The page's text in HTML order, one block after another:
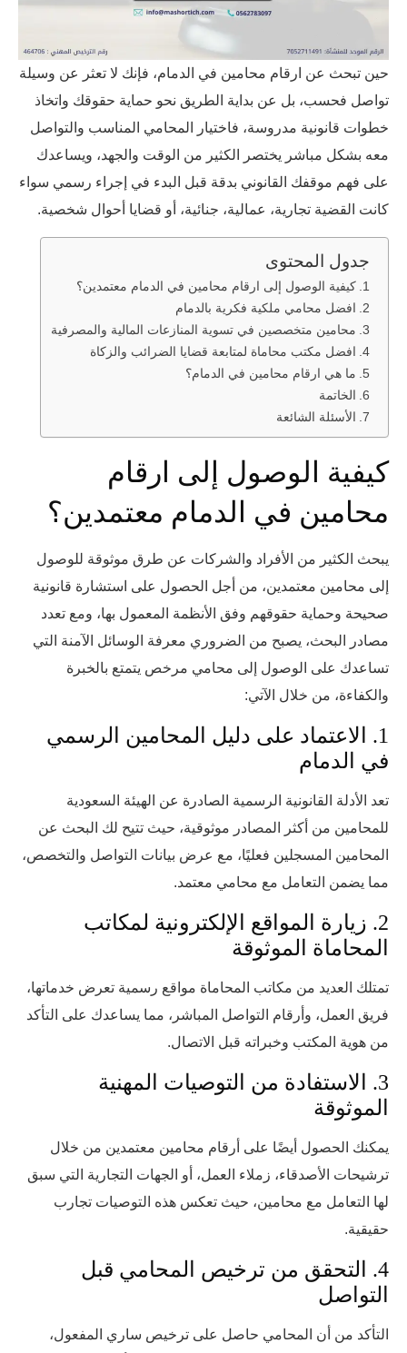
حين تبحث عن ارقام محامين في الدمام، فإنك لا تعثر عن وسيلة
تواصل فحسب، بل عن بداية الطريق نحو حماية حقوقك واتخاذ
خطوات قانونية مدروسة، فاختيار المحامي المناسب والتواصل
معه بشكل مباشر يختصر الكثير من الوقت والجهد، ويساعدك
على فهم موقفك القانوني بدقة قبل البدء في إجراء رسمي سواء
كانت القضية تجارية، عمالية، جنائية، أو قضايا أحوال شخصية.
جدول المحتوى
كيفية الوصول إلى ارقام محامين في الدمام معتمدين؟
افضل محامي ملكية فكرية بالدمام
محامين متخصصين في تسوية المنازعات المالية والمصرفية
افضل مكتب محاماة لمتابعة قضايا الضرائب والزكاة
ما هي ارقام محامين في الدمام؟
الخاتمة
الأسئلة الشائعة
كيفية الوصول إلى ارقام
محامين في الدمام معتمدين؟
يبحث الكثير من الأفراد والشركات عن طرق موثوقة للوصول
إلى محامين معتمدين، من أجل الحصول على استشارة قانونية
صحيحة وحماية حقوقهم وفق الأنظمة المعمول بها، ومع تعدد
مصادر البحث، يصبح من الضروري معرفة الوسائل الآمنة التي
تساعدك على الوصول إلى محامي مرخص يتمتع بالخبرة
والكفاءة، من خلال الآتي:
1. الاعتماد على دليل المحامين الرسمي
في الدمام
تعد الأدلة القانونية الرسمية الصادرة عن الهيئة السعودية
للمحامين من أكثر المصادر موثوقية، حيث تتيح لك البحث عن
المحامين المسجلين فعليًا، مع عرض بيانات التواصل والتخصص،
مما يضمن التعامل مع محامي معتمد.
2. زيارة المواقع الإلكترونية لمكاتب
المحاماة الموثوقة
تمتلك العديد من مكاتب المحاماة مواقع رسمية تعرض خدماتها،
فريق العمل، وأرقام التواصل المباشر، مما يساعدك على التأكد
من هوية المكتب وخبراته قبل الاتصال.
3. الاستفادة من التوصيات المهنية
الموثوقة
يمكنك الحصول أيضًا على أرقام محامين معتمدين من خلال
ترشيحات الأصدقاء، زملاء العمل، أو الجهات التجارية التي سبق
لها التعامل مع محامين، حيث تعكس هذه التوصيات تجارب
حقيقية.
4. التحقق من ترخيص المحامي قبل
التواصل
التأكد من أن المحامي حاصل على ترخيص ساري المفعول،